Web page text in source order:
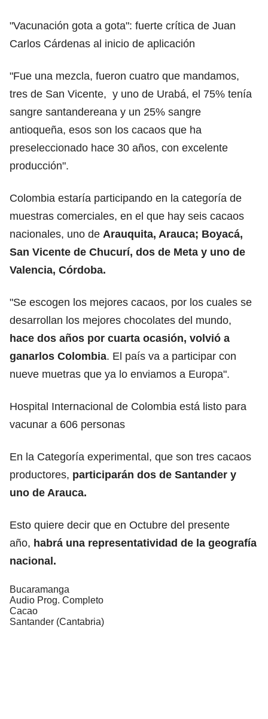
"Vacunación gota a gota": fuerte crítica de Juan
Carlos Cárdenas al inicio de aplicación
"Fue una mezcla, fueron cuatro que mandamos,
tres de San Vicente, y uno de Urabá, el 75% tenía
sangre santandereana y un 25% sangre
antioqueña, esos son los cacaos que ha
preseleccionado hace 30 años, con excelente
producción".
Colombia estaría participando en la categoría de
muestras comerciales, en el que hay seis cacaos
nacionales, uno de Arauquita, Arauca; Boyacá,
San Vicente de Chucurí, dos de Meta y uno de
Valencia, Córdoba.
"Se escogen los mejores cacaos, por los cuales se
desarrollan los mejores chocolates del mundo,
hace dos años por cuarta ocasión, volvió a
ganarlos Colombia. El país va a participar con
nueve muetras que ya lo enviamos a Europa".
Hospital Internacional de Colombia está listo para
vacunar a 606 personas
En la Categoría experimental, que son tres cacaos
productores, participarán dos de Santander y
uno de Arauca.
Esto quiere decir que en Octubre del presente
año, habrá una representatividad de la geografía
nacional.
Bucaramanga
Audio Prog. Completo
Cacao
Santander (Cantabria)